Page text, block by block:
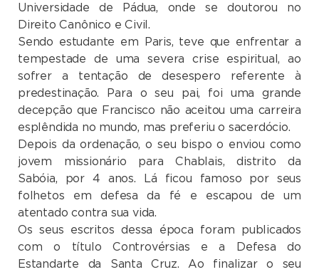
Universidade de Pádua, onde se doutorou no
Direito Canônico e Civil.
Sendo estudante em Paris, teve que enfrentar a
tempestade de uma severa crise espiritual, ao
sofrer a tentação de desespero referente à
predestinação. Para o seu pai, foi uma grande
decepção que Francisco não aceitou uma carreira
esplêndida no mundo, mas preferiu o sacerdócio.
Depois da ordenação, o seu bispo o enviou como
jovem missionário para Chablais, distrito da
Sabóia, por 4 anos. Lá ficou famoso por seus
folhetos em defesa da fé e escapou de um
atentado contra sua vida.
Os seus escritos dessa época foram publicados
com o título Controvérsias e a Defesa do
Estandarte da Santa Cruz. Ao finalizar o seu